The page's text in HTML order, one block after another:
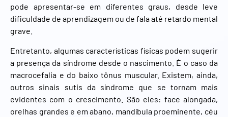
pode apresentar-se em diferentes graus, desde leve
dificuldade de aprendizagem ou de fala até retardo mental
grave.
Entretanto, algumas características físicas podem sugerir
a presença da síndrome desde o nascimento. É o caso da
macrocefalia e do baixo tônus muscular. Existem, ainda,
outros sinais sutis da síndrome que se tornam mais
evidentes com o crescimento. São eles: face alongada,
orelhas grandes e em abano, mandíbula proeminente, céu